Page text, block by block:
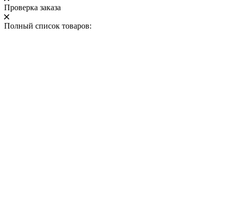
Проверка заказа
Полный список товаров: